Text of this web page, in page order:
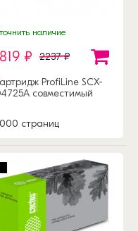
наличие
₽ 2237 ₽
ProfiLine SCX-
совместимый
страниц